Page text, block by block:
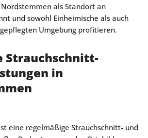
als Standort an
und sowohl Einheimische als auch
Umgebung profitieren.
Strauchschnitt-
in
eine regelmäßige Strauchschnitt- und